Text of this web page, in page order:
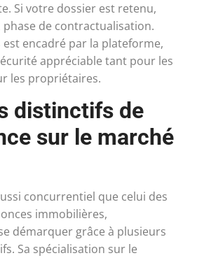
Si votre dossier est retenu,
phase de contractualisation.
encadré par la plateforme,
appréciable tant pour les
les propriétaires.
distinctifs de
sur le marché
concurrentiel que celui des
immobilières,
démarquer grâce à plusieurs
Sa spécialisation sur le